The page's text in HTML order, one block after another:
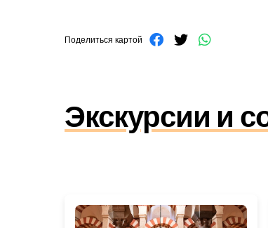
Поделиться картой
Экскурсии и